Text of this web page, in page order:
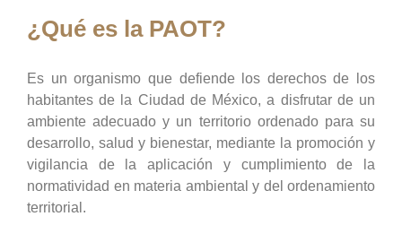
¿Qué es la PAOT?
Es un organismo que defiende los derechos de los
habitantes de la Ciudad de México, a disfrutar de un
ambiente adecuado y un territorio ordenado para su
desarrollo, salud y bienestar, mediante la promoción y
vigilancia de la aplicación y cumplimiento de la
normatividad en materia ambiental y del ordenamiento
territorial.